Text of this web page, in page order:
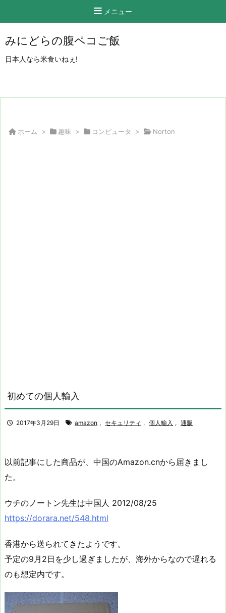
メニュー
みにどらの腹ペコご飯
日本人なら米食いねぇ!
ホーム > 趣味 > コンピュータ > Norton
初めての個人輸入
2017年3月29日 amazon , セキュリティ , 個人輸入 , 通販
以前記事にした商品が、中国のAmazon.cnから届きまし
た。
ウチのノートン先生は中国人 2012/08/25
https://dorara.net/548.html
香港から送られてきたようです。
予定の9月2日を少し過ぎましたが、海外からなので遅れる
のも想定内です。